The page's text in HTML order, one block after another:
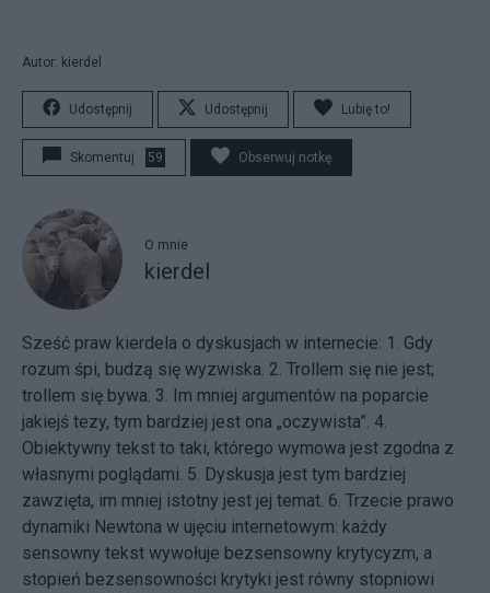
Autor: kierdel
Udostępnij Udostępnij Lubię to!
Skomentuj 59 Obserwuj notkę
O mnie
kierdel
Sześć praw kierdela o dyskusjach w internecie: 1. Gdy
rozum śpi, budzą się wyzwiska. 2. Trollem się nie jest;
trollem się bywa. 3. Im mniej argumentów na poparcie
jakiejś tezy, tym bardziej jest ona „oczywista”. 4.
Obiektywny tekst to taki, którego wymowa jest zgodna z
własnymi poglądami. 5. Dyskusja jest tym bardziej
zawzięta, im mniej istotny jest jej temat. 6. Trzecie prawo
dynamiki Newtona w ujęciu internetowym: każdy
sensowny tekst wywołuje bezsensowny krytycyzm, a
stopień bezsensowności krytyki jest równy stopniowi